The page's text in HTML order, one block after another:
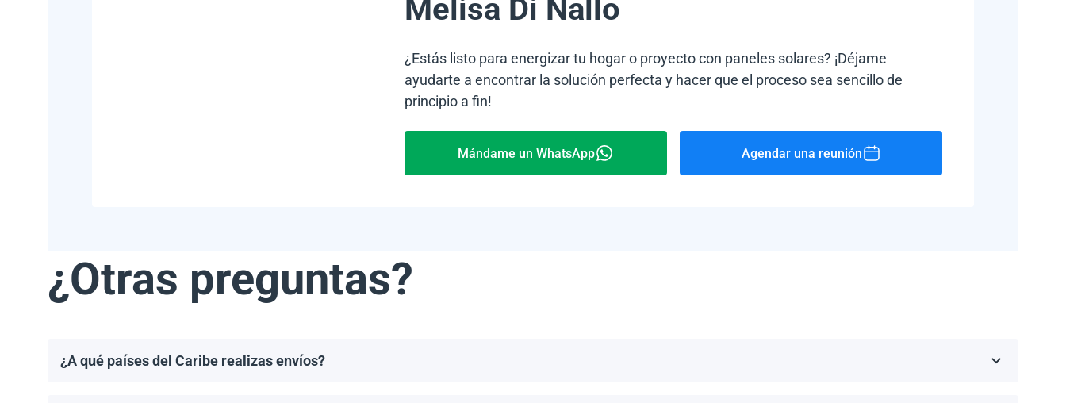
Melisa Di Nallo
¿Estás listo para energizar tu hogar o proyecto con paneles solares? ¡Déjame
ayudarte a encontrar la solución perfecta y hacer que el proceso sea sencillo de
principio a fin!
Mándame un WhatsApp Agendar una reunión
¿Otras preguntas?
¿A qué países del Caribe realizas envíos?